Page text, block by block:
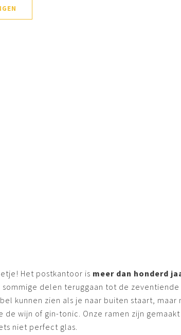
Het postkantoor is meer dan honderd
sommige delen teruggaan tot de zeventiende
kunnen zien als je naar buiten staart, maar
de wijn of gin-tonic. Onze ramen zijn gemaakt
niet perfect glas.